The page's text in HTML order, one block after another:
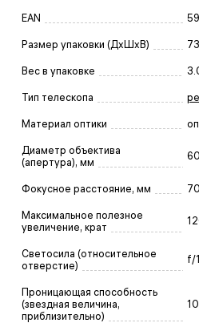
EAN
Размер упаковки (ДxШxВ)
Вес в упаковке
Тип телескопа
Материал оптики
Диаметр объектива
(апертура), мм
60
Фокусное расстояние, мм
Максимальное полезное
увеличение, крат
Светосила (относительное
отверстие)
f/
Проницающая способность
(звездная величина,
приблизительно)